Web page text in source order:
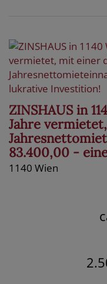
ZINSHAUS in
Jahre
83.400,00 -
1140 Wien